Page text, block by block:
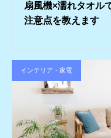
扇風機×濡れタオル
注意点を教えます
インテリア・家電